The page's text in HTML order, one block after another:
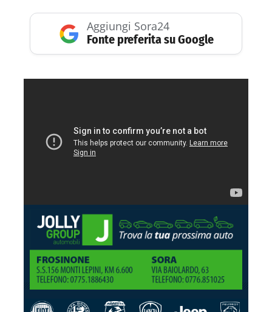
Aggiungi Sora24
Fonte preferita su Google